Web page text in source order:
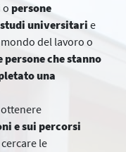
o persone
universitarie
del lavoro o
persone che stanno
una
e sui percorsi
le